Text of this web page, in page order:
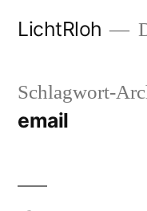
LichtRloh
Schlagwort-
email